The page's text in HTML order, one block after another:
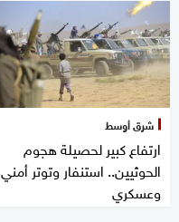
شرق أوسط
ارتفاع كبير لحصيلة هجوم
الحوثيين.. استنفار وتوتر أمني
وعسكري